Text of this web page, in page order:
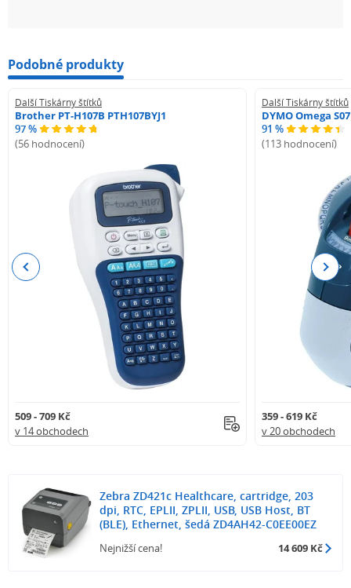
Podobné produkty
Další Tiskárny štítků
Brother PT-H107B PTH107BYJ1
97 %
(56 hodnocení)
509 - 709 Kč
v 14 obchodech
Další Tiskárny štítků
DYMO Omega
91 %
(113 hodnocení)
359 - 619 Kč
v 20 obchodech
Previous Next
Zebra ZD421c Healthcare, cartridge, 203
dpi, RTC, EPLII, ZPLII, USB, USB Host, BT
(BLE), Ethernet, šedá ZD4AH42-C0EE00EZ
Nejnižší cena! 14 609 Kč